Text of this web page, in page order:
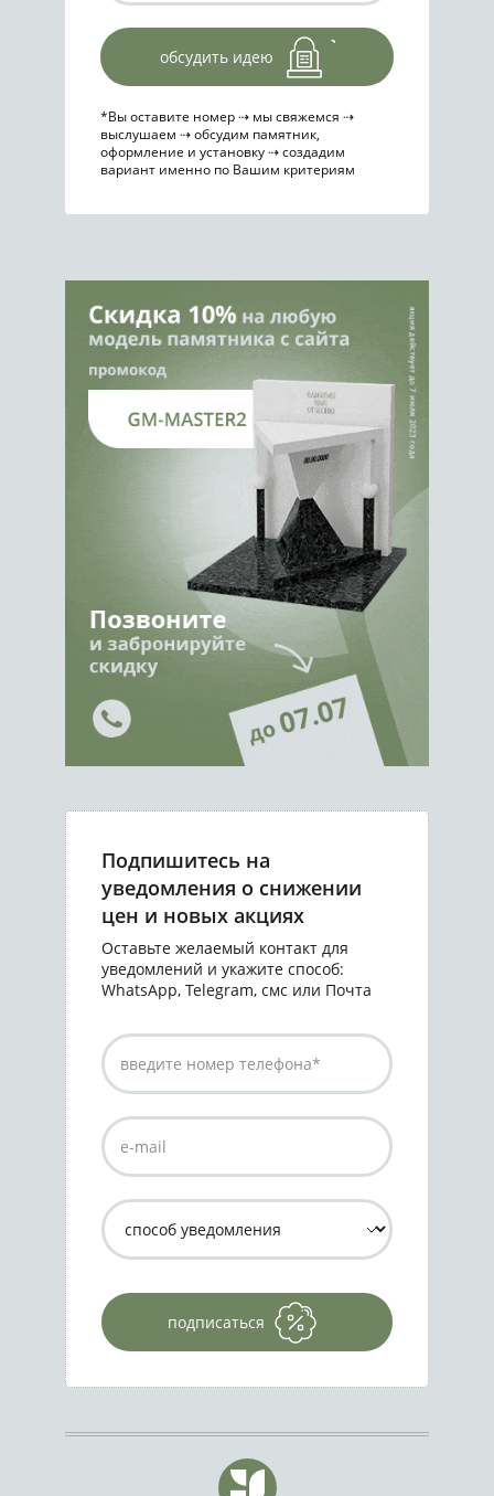
обсудить идею
*Вы оставите номер ⇢ мы свяжемся ⇢
выслушаем ⇢ обсудим памятник,
оформление и установку ⇢ создадим
вариант именно по Вашим критериям
Подпишитесь на
уведомления о снижении
цен и новых акциях
Оставьте желаемый контакт для
уведомлений и укажите способ:
WhatsApp, Telegram, смс или Почта
подписаться